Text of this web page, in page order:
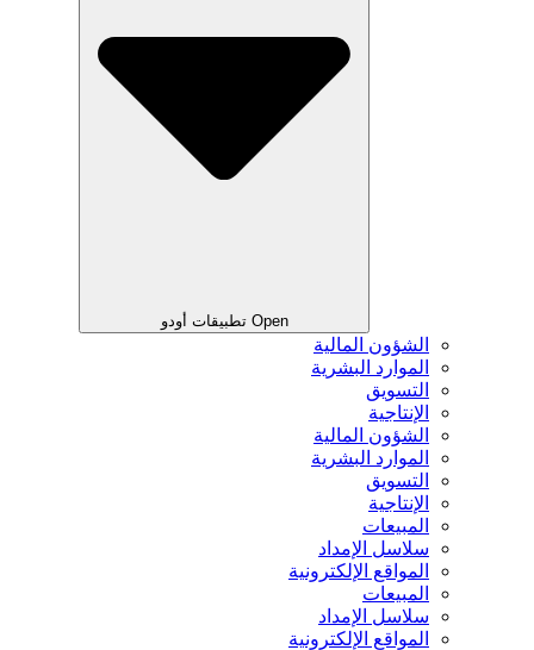
Open تطبيقات أودو
الشؤون المالية
الموارد البشرية
التسويق
الإنتاجية
الشؤون المالية
الموارد البشرية
التسويق
الإنتاجية
المبيعات
سلاسل الإمداد
المواقع الإلكترونية
المبيعات
سلاسل الإمداد
المواقع الإلكترونية